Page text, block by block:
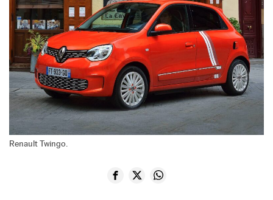
Renault Twingo.